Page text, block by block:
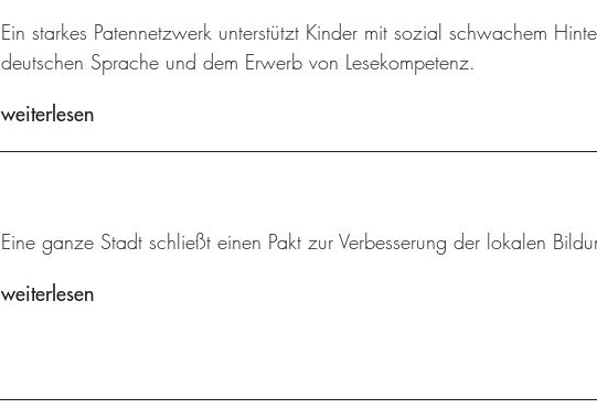
Ein starkes Patennetzwerk unterstützt Kinder mit sozial schwachem
deutschen Sprache und dem Erwerb von Lesekompetenz.
weiterlesen
Eine ganze Stadt schließt einen Pakt zur Verbesserung der lokalen
weiterlesen